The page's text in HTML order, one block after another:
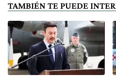
TAMBIÉN TE PUEDE